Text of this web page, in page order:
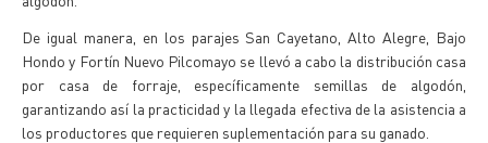
De igual manera, en los parajes San Cayetano, Alto Alegre, Bajo
Hondo y Fortín Nuevo Pilcomayo se llevó a cabo la distribución casa
por casa de forraje, específicamente semillas de algodón,
garantizando así la practicidad y la llegada efectiva de la asistencia a
los productores que requieren suplementación para su ganado.